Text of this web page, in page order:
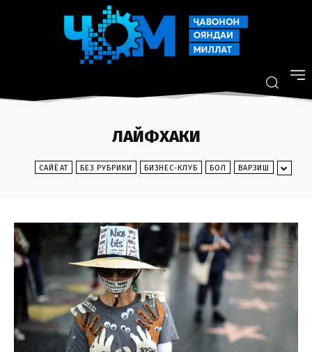
ЛАЙФХАКИ
CАЙЁҲАТ БЕЗ РУБРИКИ БИЗНЕС-КЛУБ БОЛ ВАРЗИШ